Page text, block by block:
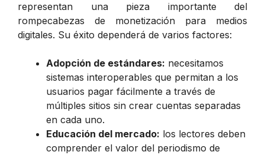
representan una pieza importante del
rompecabezas de monetización para medios
digitales. Su éxito dependerá de varios factores:
Adopción de estándares: necesitamos
sistemas interoperables que permitan a los
usuarios pagar fácilmente a través de
múltiples sitios sin crear cuentas separadas
en cada uno.
Educación del mercado: los lectores deben
comprender el valor del periodismo de